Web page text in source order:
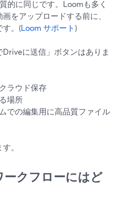
的に同じです。Loomも多く
をアップロードする前に、
す。(Loom サポート )
に送信」ボタンはありま
ラウド保存
場所
での編集用に高品質ファイル
。
ークフローにはど